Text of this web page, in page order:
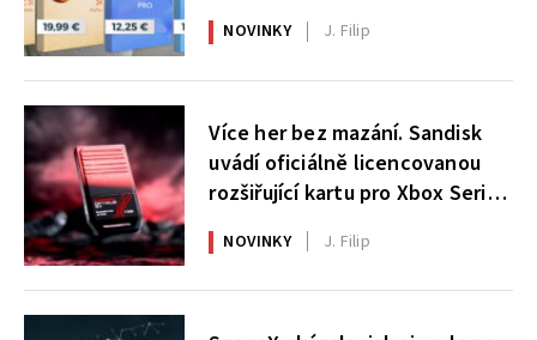
NOVINKY J. Filip
Více her bez mazání. Sandisk
uvádí oficiálně licencovanou
rozšiřující kartu pro Xbox Series
X|S
NOVINKY J. Filip